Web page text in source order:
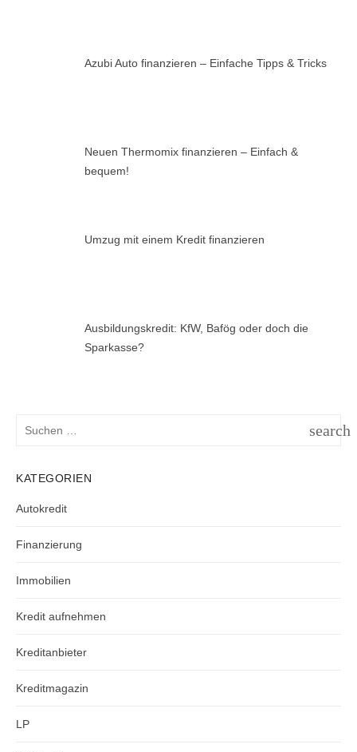
Azubi Auto finanzieren – Einfache Tipps & Tricks
Neuen Thermomix finanzieren – Einfach &
bequem!
Umzug mit einem Kredit finanzieren
Ausbildungskredit: KfW, Bafög oder doch die
Sparkasse?
search
KATEGORIEN
Autokredit
Finanzierung
Immobilien
Kredit aufnehmen
Kreditanbieter
Kreditmagazin
LP